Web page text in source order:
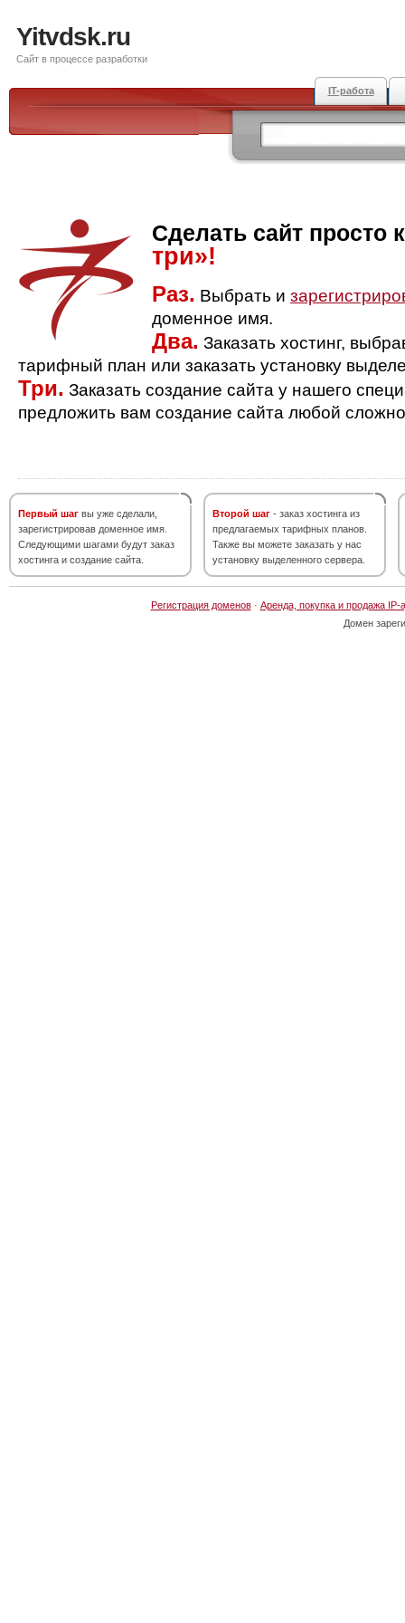
Yitvdsk.ru
Сайт в процессе разработки
IT-работа
Сделать сайт просто
три»!
Раз. Выбрать и
доменное имя.
Два. Заказать хостинг,
тарифный план или заказать установку
Три. Заказать создание сайта у нашего
предложить вам создание сайта любой
Первый шаг вы уже сделали,
зарегистрировав доменное имя.
Следующими шагами будут заказ
хостинга и создание сайта.
Второй шаг - заказ хостинга из
предлагаемых тарифных планов.
Также вы можете заказать у нас
установку выделенного сервера.
Регистрация доменов· Аренда, покупка и продажа IP-
Домен